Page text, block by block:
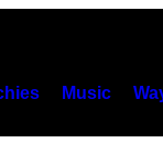
Music